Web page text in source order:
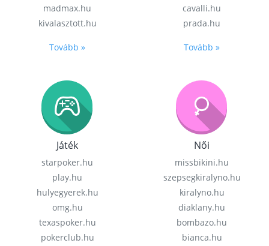
madmax.hu
kivalasztott.hu
Tovább »
cavalli.hu
prada.hu
Tovább »
Játék
starpoker.hu
play.hu
hulyegyerek.hu
omg.hu
texaspoker.hu
pokerclub.hu
Női
missbikini.hu
szepsegkiralyno.hu
kiralyno.hu
diaklany.hu
bombazo.hu
bianca.hu